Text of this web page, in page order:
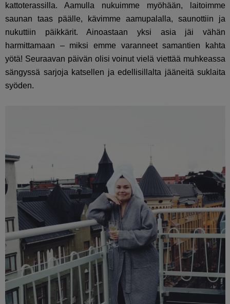
kattoterassilla. Aamulla nukuimme myöhään, laitoimme
saunan taas päälle, kävimme aamupalalla, saunottiin ja
nukuttiin päikkärit. Ainoastaan yksi asia jäi vähän
harmittamaan – miksi emme varanneet samantien kahta
yötä! Seuraavan päivän olisi voinut vielä viettää muhkeassa
sängyssä sarjoja katsellen ja edellisillalta jääneitä suklaita
syöden.